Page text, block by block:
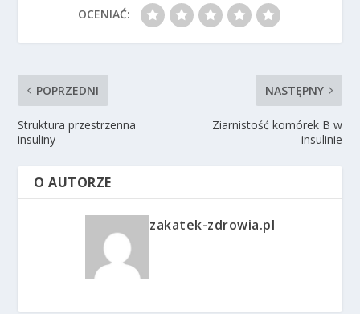
OCENIAĆ:
POPRZEDNI
Struktura przestrzenna
insuliny
NASTĘPNY
Ziarnistość komórek B w
insulinie
O AUTORZE
zakatek-zdrowia.pl